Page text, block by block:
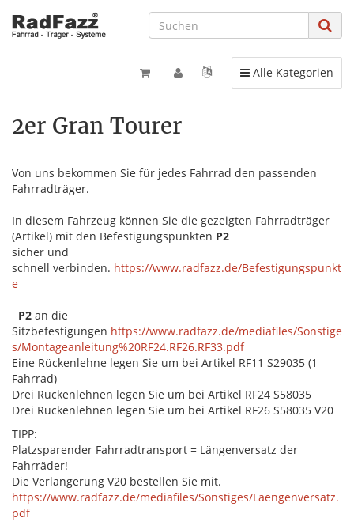
Toggle navigation
Alle Kategorien
2er Gran Tourer
Von uns bekommen Sie für jedes Fahrrad den passenden
Fahrradträger.
In diesem Fahrzeug können Sie die gezeigten Fahrradträger
(Artikel) mit den Befestigungspunkten P2
sicher und
schnell verbinden. https://www.radfazz.de/Befestigungspunkt
e
P2 an die
Sitzbefestigungen https://www.radfazz.de/mediafiles/Sonstige
s/Montageanleitung%20RF24.RF26.RF33.pdf
Eine Rückenlehne legen Sie um bei Artikel RF11 S29035 (1
Fahrrad)
Drei Rückenlehnen legen Sie um bei Artikel RF24 S58035
Drei Rückenlehnen legen Sie um bei Artikel RF26 S58035 V20
TIPP:
Platzsparender Fahrradtransport = Längenversatz der
Fahrräder!
Die Verlängerung V20 bestellen Sie mit.
https://www.radfazz.de/mediafiles/Sonstiges/Laengenversatz.
pdf